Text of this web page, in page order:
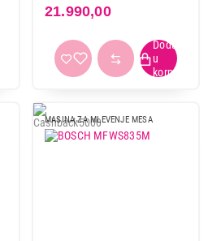
21.990,00
MASINA ZA MLEVENJE MESA